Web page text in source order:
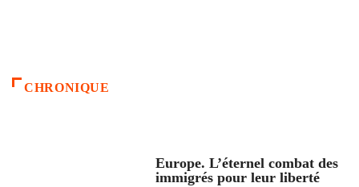
CHRONIQUE
Europe. L’éternel combat des
immigrés pour leur liberté